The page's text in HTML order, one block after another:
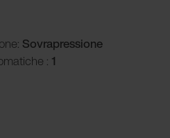
Sovrapressione
: 1